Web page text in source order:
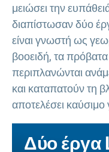
μειώσει την
διαπίστωσαν δύο
είναι γνωστή ως
βοοειδή, τα πρόβατα
περιπλανώνται
και καταπατούν τη
αποτελέσει καύσιμο
Δύο έργα